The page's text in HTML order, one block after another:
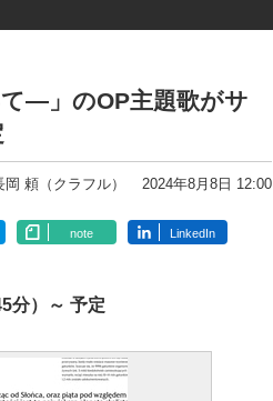
―」のOP主題歌がサ
岡 頼（クラフル） 2024年8月8日 12:00
note LinkedIn
分）～ 予定